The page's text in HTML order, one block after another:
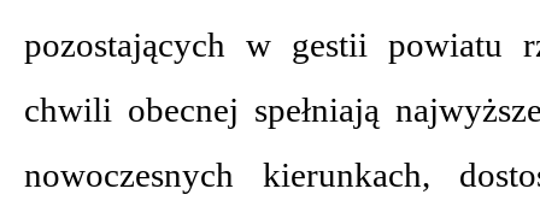
pozostających w gestii powiatu
chwili obecnej spełniają
nowoczesnych kierunkach,